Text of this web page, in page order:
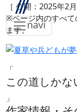
navi
［ 公開：2025年2
※ページ内のすべて
ます。
「
この道しかな
」